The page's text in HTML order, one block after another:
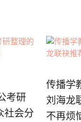
考研
社会分
传播学
刘海龙
不再烦